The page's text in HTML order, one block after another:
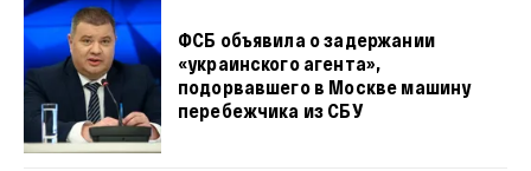
ФСБ объявила о задержании
«украинского агента»,
подорвавшего в Москве машину
перебежчика из СБУ